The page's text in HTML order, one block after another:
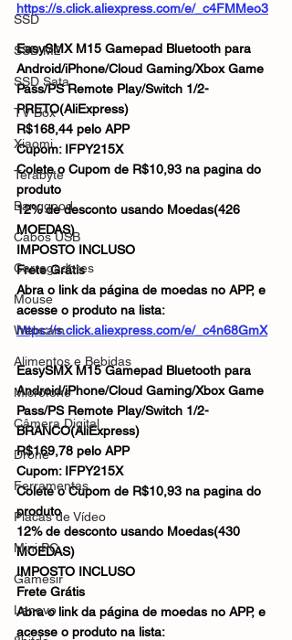
SSD
SSD M2
SSD Sata
TV Box
Xiaomi
Terabyte
Banggood
Cabos USB
Carregadores
Mouse
Webcam
Alimentos e Bebidas
Microfone
Câmera Digital
Drone
Ferramentas
Placas de Vídeo
Mini PC
Gamesir
Lenovo
https://s.click.aliexpress.com/e/_c4FMMeo3
EasySMX M15 Gamepad Bluetooth para
Android/iPhone/Cloud Gaming/Xbox Game
Pass/PS Remote Play/Switch 1/2-
PRETO(AliExpress)
R$168,44 pelo APP
Cupom: IFPY215X
Colete o Cupom de R$10,93 na pagina do
produto
12% de desconto usando Moedas(426
MOEDAS)
IMPOSTO INCLUSO
Frete Grátis
Abra o link da página de moedas no APP, e
acesse o produto na lista:
https://s.click.aliexpress.com/e/_c4n68GmX
EasySMX M15 Gamepad Bluetooth para
Android/iPhone/Cloud Gaming/Xbox Game
Pass/PS Remote Play/Switch 1/2-
BRANCO(AliExpress)
R$169,78 pelo APP
Cupom: IFPY215X
Colete o Cupom de R$10,93 na pagina do
produto
12% de desconto usando Moedas(430
MOEDAS)
IMPOSTO INCLUSO
Frete Grátis
Abra o link da página de moedas no APP, e
acesse o produto na lista: